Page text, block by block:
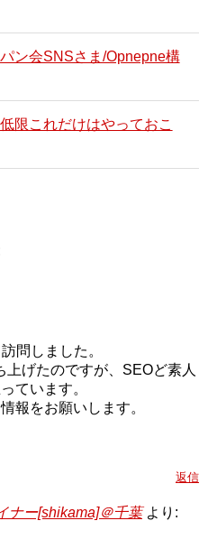
ン会SNSさま/Opnepne構
限これだけはやっておこ
問しました。
げたのですが、SEOど素人
ています。
報をお願いします。
返信
ナー[shikama]＠千葉 より: